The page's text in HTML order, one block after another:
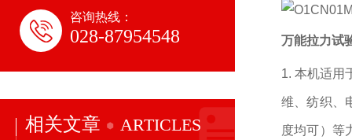
咨询热线：
028-87954548
相关文章 ARTICLES
万能拉力试
1. 本机适用
维、纺织、
度均可）等